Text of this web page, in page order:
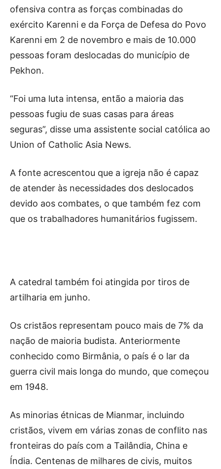
ofensiva contra as forças combinadas do
exército Karenni e da Força de Defesa do Povo
Karenni em 2 de novembro e mais de 10.000
pessoas foram deslocadas do município de
Pekhon.
“Foi uma luta intensa, então a maioria das
pessoas fugiu de suas casas para áreas
seguras”, disse uma assistente social católica ao
Union of Catholic Asia News.
A fonte acrescentou que a igreja não é capaz
de atender às necessidades dos deslocados
devido aos combates, o que também fez com
que os trabalhadores humanitários fugissem.
A catedral também foi atingida por tiros de
artilharia em junho.
Os cristãos representam pouco mais de 7% da
nação de maioria budista. Anteriormente
conhecido como Birmânia, o país é o lar da
guerra civil mais longa do mundo, que começou
em 1948.
As minorias étnicas de Mianmar, incluindo
cristãos, vivem em várias zonas de conflito nas
fronteiras do país com a Tailândia, China e
Índia. Centenas de milhares de civis, muitos